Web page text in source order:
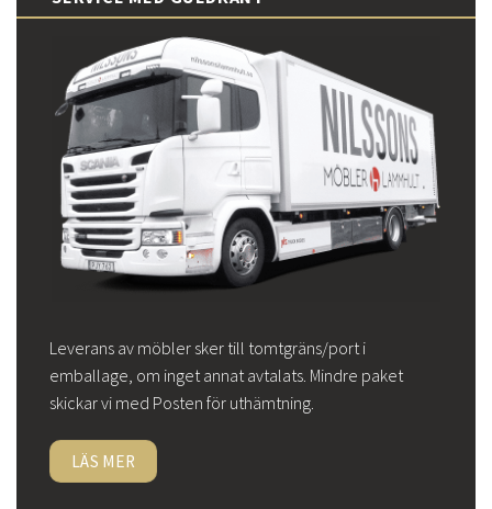
Leverans av möbler sker till tomtgräns/port i
emballage, om inget annat avtalats. Mindre paket
skickar vi med Posten för uthämtning.
LÄS MER